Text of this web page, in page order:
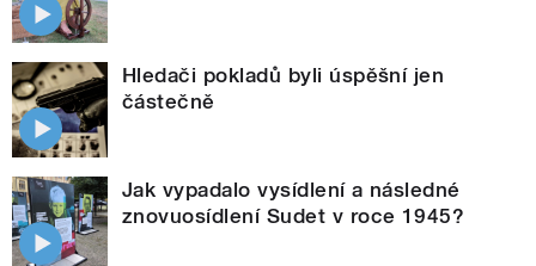
Hledači pokladů byli úspěšní jen
částečně
Jak vypadalo vysídlení a následné
znovuosídlení Sudet v roce 1945?